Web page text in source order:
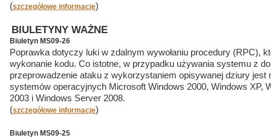
(szczegółowe informacje)
BIULETYNY WAŻNE
Biuletyn MS09-26
Poprawka dotyczy luki w zdalnym wywołaniu procedury (RPC),
wykonanie kodu. Co istotne, w przypadku używania systemu z
przeprowadzenie ataku z wykorzystaniem opisywanej dziury jest
systemów operacyjnych Microsoft Windows 2000, Windows XP,
2003 i Windows Server 2008.
(szczegółowe informacje)
Biuletyn MS09-25